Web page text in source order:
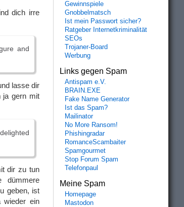
dich irre
and
lasse dir
ja gern mit
dir zu tun
dümmere
geben, ist
wieder ein
Gewinnspiele
Gnobbelmatsch
Ist mein Passwort sicher?
Ratgeber Internetkriminalität
SEOs
Trojaner-Board
Werbung
Links gegen Spam
Antispam e.V.
BRAIN.EXE
Fake Name Generator
Ist das Spam?
Mailinator
No More Ransom!
Phishingradar
RomanceScambaiter
Spamgourmet
Stop Forum Spam
Telefonpaul
Meine Spam
Homepage
Mastodon